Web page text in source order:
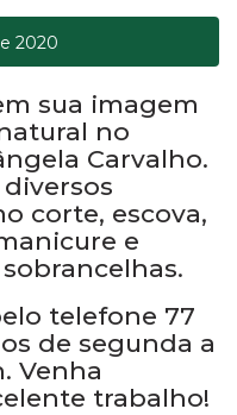
2020
sua imagem
no
Carvalho.
corte, escova,
e
telefone 77
de segunda a
Venha
trabalho!